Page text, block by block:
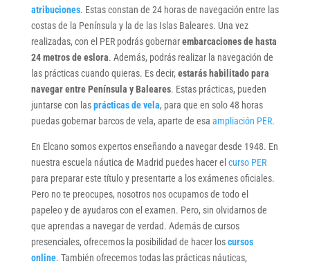
atribuciones. Estas constan de 24 horas de navegación entre las
costas de la Península y la de las Islas Baleares. Una vez
realizadas, con el PER podrás gobernarembarcaciones de hasta
24 metros de eslora. Además, podrás realizar la navegación de
las prácticas cuando quieras. Es decir, estarás habilitado para
navegar entre Península y Baleares. Estas prácticas, pueden
juntarse con lasprácticas de vela, para que en solo 48 horas
puedas gobernar barcos de vela, aparte de esa ampliación PER.
En Elcano somos expertos enseñando a navegar desde 1948. En
nuestra escuela náutica de Madrid puedes hacer el curso PER
para preparar este título y presentarte a los exámenes oficiales.
Pero no te preocupes, nosotros nos ocupamos de todo el
papeleo y de ayudaros con el examen. Pero, sin olvidarnos de
que aprendas a navegar de verdad. Además de cursos
presenciales, ofrecemos la posibilidad de hacer loscursos
online. También ofrecemos todas las prácticas náuticas,